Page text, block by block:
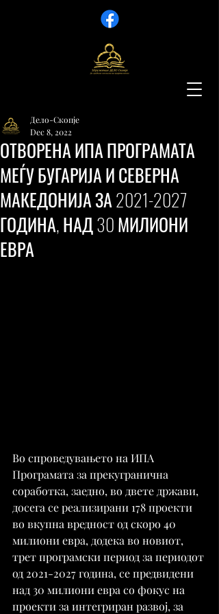
ОТВОРЕНА ИПА ПРОГРАМАТА
МЕЃУ БУГАРИЈА И СЕВЕРНА
МАКЕДОНИЈА ЗА 2021-2027
ГОДИНА, НАД 30 МИЛИОНИ
ЕВРА
Дело-Скопје
Dec 8, 2022
Во спроведувањето на ИПА
Програмата за прекугранична
соработка, заедно, во двете држави,
досега се реализирани 178 проекти
во вкупна вредност од скоро 40
милиони евра, додека во новиот,
трет програмски период за периодот
од 2021-2027 година, се предвидени
над 30 милиони евра со фокус на
проекти за интегриран развој, за